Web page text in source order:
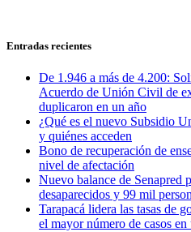
Entradas recientes
De 1.946 a más de 4.200:
Acuerdo de Unión Civil de
duplicaron en un año
¿Qué es el nuevo Subsidio
y quiénes acceden
Bono de recuperación de
nivel de afectación
Nuevo balance de Senapred
desaparecidos y 99 mil
Tarapacá lidera las tasas de
el mayor número de casos en